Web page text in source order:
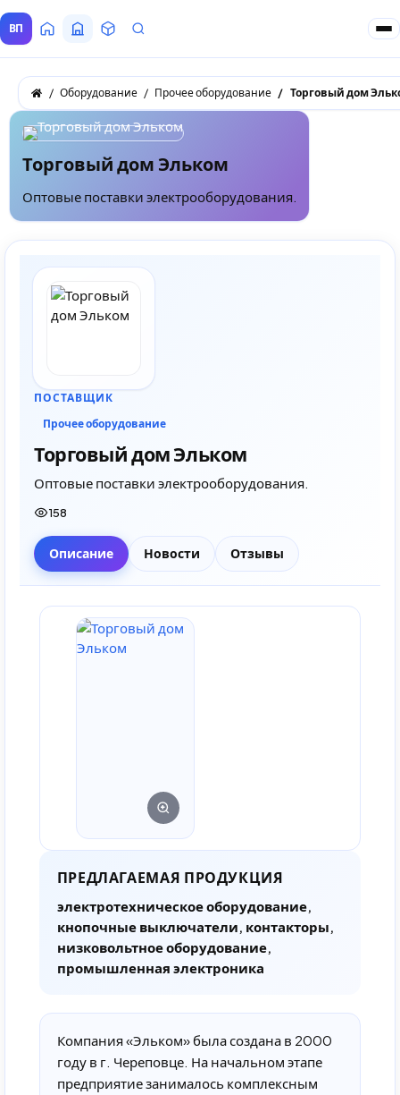
ВП ГлавнаяВсе Поставщики
ТоварыЗапросы покупателей
Оборудование Прочее оборудование Торговый дом
Торговый дом Эльком
Оптовые поставки электрооборудования.
ПОСТАВЩИК
Прочее оборудование
Торговый дом Эльком
Оптовые поставки электрооборудования.
158
Описание Новости Отзывы
Компания «Эльком» была создана в 2000
году в г. Череповце. На начальном этапе
предприятие занималось комплексным
ПРЕДЛАГАЕМАЯ ПРОДУКЦИЯ
электротехническое оборудование,
кнопочные выключатели, контакторы,
низковольтное оборудование,
промышленная электроника